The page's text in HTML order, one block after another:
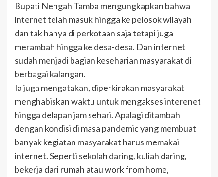
Bupati Nengah Tamba mengungkapkan bahwa
internet telah masuk hingga ke pelosok wilayah
dan tak hanya di perkotaan saja tetapi juga
merambah hingga ke desa-desa. Dan internet
sudah menjadi bagian keseharian masyarakat di
berbagai kalangan.
Ia juga mengatakan, diperkirakan masyarakat
menghabiskan waktu untuk mengakses interenet
hingga delapan jam sehari. Apalagi ditambah
dengan kondisi di masa pandemic yang membuat
banyak kegiatan masyarakat harus memakai
internet. Seperti sekolah daring, kuliah daring,
bekerja dari rumah atau work from home,